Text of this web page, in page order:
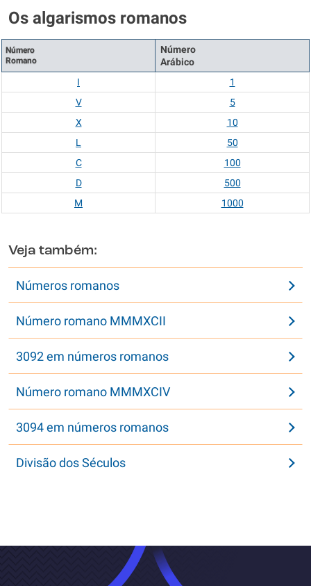
Os algarismos romanos
Número
Romano
Número
Arábico
I
1
V
5
X
10
L
50
C
100
D
500
M
1000
Veja também:
Números romanos
Número romano MMMXCII
3092 em números romanos
Número romano MMMXCIV
3094 em números romanos
Divisão dos Séculos